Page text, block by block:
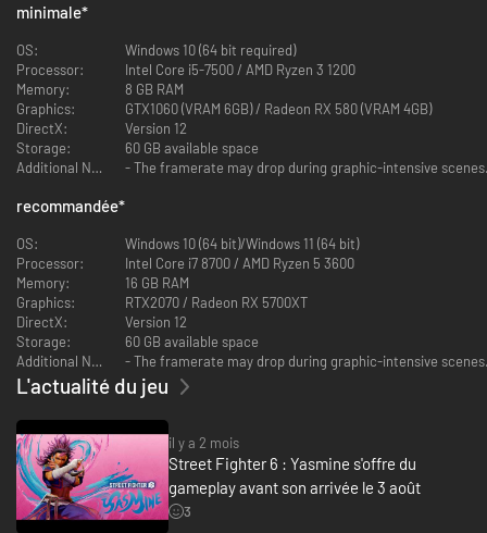
Street Fighter 6 offre un système de combat très évolué avec trois types
de commandes : Classique, Moderne et Dynamique. Chaque joueur peut
donc s'amuser selon son propre niveau.
La nouvelle fonction des commentaire en direct ajoute toute l'ambiance
d'un véritable match ainsi que des explications faciles sur le gameplay.
Initiez-vous au nouveau système de la jauge Drive pour remporter la
victoire !
Partez à l'aventure dans le World Tour
Partez à la recherche de la véritable force dans le World Tour, un mode
histoire pour un joueur. Utilisez votre avatar for forger votre propre
destinée. Explorez Metro City et bien d'autres lieux. Rencontrez des
maîtres légendaires qui vous prendront sous leur aile et vous
enseigneront leur style et techniques.
minimale*
OS:
Windows 10 (64 bit required)
Processor:
Intel Core i5-7500 / AMD Ryzen 3 1200
Memory:
8 GB RAM
Graphics:
GTX1060 (VRAM 6GB) / Radeon RX 580 (VRAM 4GB)
DirectX:
Version 12
Storage:
60 GB available space
Additional Notes:
- The framerate may drop during graphic-intensive
recommandée*
OS:
Windows 10 (64 bit)/Windows 11 (64 bit)
Processor:
Intel Core i7 8700 / AMD Ryzen 5 3600
Memory:
16 GB RAM
Graphics:
RTX2070 / Radeon RX 5700XT
DirectX:
Version 12
Storage:
60 GB available space
Additional Notes:
- The framerate may drop during graphic-intensive
L'actualité du jeu
il y a 2 mois
Street Fighter 6 : Yasmine s'offre du
gameplay avant son arrivée le 3 août
3